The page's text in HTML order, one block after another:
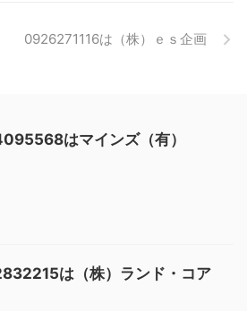
0926271116は（株）ｅｓ企画
はマインズ（有）
は（株）ランド・コア